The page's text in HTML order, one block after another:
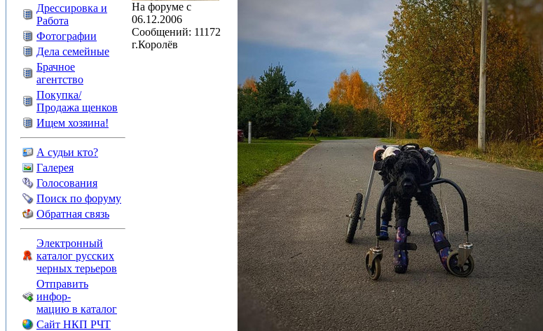
Дрессировка и
Работа
Фотографии
Дела семейные
Брачное
агентство
Покупка/
Продажа щенков
Ищем хозяина!
А судьи кто?
Галерея
Голосования
Поиск по форуму
Обратная связь
Электронный
каталог русских
черных терьеров
Отправить
инфор-
мацию в каталог
Сайт НКП РЧТ
На форуме с
06.12.2006
Сообщений: 11172
г.Королёв